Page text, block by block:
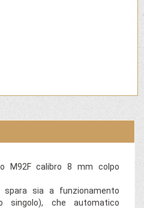
M92F calibro 8 mm colpo
spara sia a funzionamento
singolo), che automatico